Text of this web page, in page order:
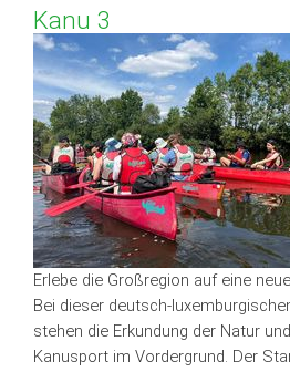
Kanu 3
Erlebe die Großregion auf eine
Bei dieser deutsch-
stehen die Erkundung der Natur
Kanusport im Vordergrund. Der